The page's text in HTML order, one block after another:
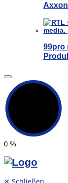
99pro
0 %